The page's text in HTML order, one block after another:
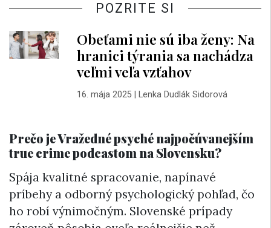
POZRITE SI
Obeťami nie sú iba ženy: Na
hranici týrania sa nachádza
veľmi veľa vzťahov
16. mája 2025| Lenka Dudlák Sidorová
Prečo je Vražedné psyché najpočúvanejším
true crime podcastom na Slovensku?
Spája kvalitné spracovanie, napínavé
príbehy a odborný psychologický pohľad, čo
ho robí výnimočným. Slovenské prípady